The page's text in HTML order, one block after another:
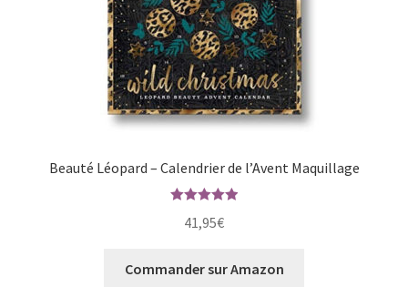
Beauté Léopard – Calendrier de l’Avent Maquillage
sur 5
41,95€
Commander sur Amazon